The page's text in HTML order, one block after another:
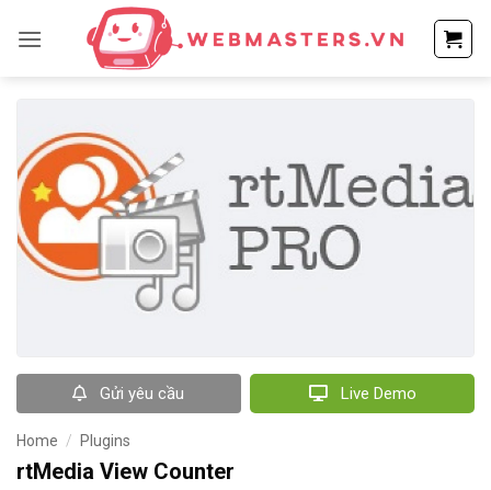
qua
Gửi yêu cầu Live Demo
Home / Plugins
rtMedia View Counter